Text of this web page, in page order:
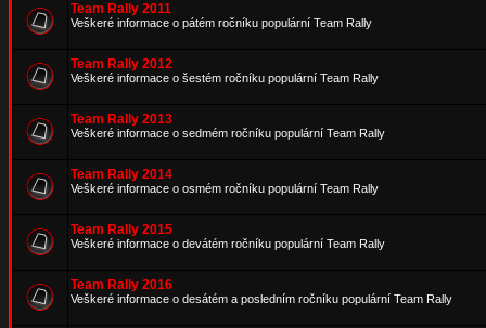
Team Rally 2011
Veškeré informace o pátém ročníku populární Team Rally
Team Rally 2012
Veškeré informace o šestém ročníku populární Team Rally
Team Rally 2013
Veškeré informace o sedmém ročníku populární Team Rally
Team Rally 2014
Veškeré informace o osmém ročníku populární Team Rally
Team Rally 2015
Veškeré informace o devátém ročníku populární Team Rally
Team Rally 2016
Veškeré informace o desátém a posledním ročníku populární Team Rally